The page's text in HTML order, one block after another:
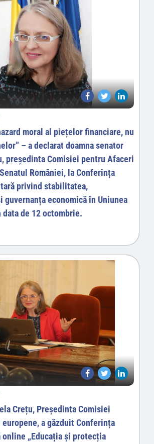
moral al piețelor financiare, nu
– a declarat doamna senator
președinta Comisiei pentru Afaceri
României, la Conferința
privind stabilitatea,
guvernanța economică în Uniunea
data de 12 octombrie.
Crețu, Președinta Comisiei
a găzduit Conferința
„Educația și protecția